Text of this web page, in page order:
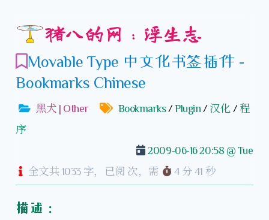
猪八的网：浮生志
Movable Type 中文化书签插件 -
Bookmarks Chinese
黑犬 | Other Bookmarks/Plugin / 汉化 / 程
序
2009-06-16 20:58 @ Tue
全文共 1033 字，已阅 次，需 4 分 41 秒
描述：